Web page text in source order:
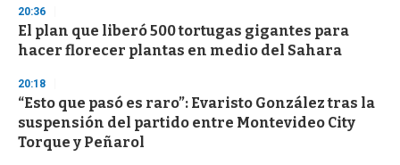
20:36
El plan que liberó 500 tortugas gigantes para
hacer florecer plantas en medio del Sahara
20:18
“Esto que pasó es raro”: Evaristo González tras la
suspensión del partido entre Montevideo City
Torque y Peñarol